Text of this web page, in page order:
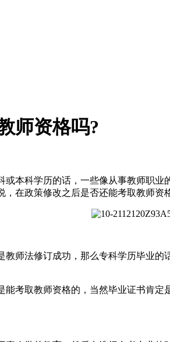
师资格吗?
或本科学历的话，一些像从事教师职
在政策修改之后是否还能考取教师资
师法修订成功，那么专科学历毕业
考取教师资格的，当然毕业证书肯